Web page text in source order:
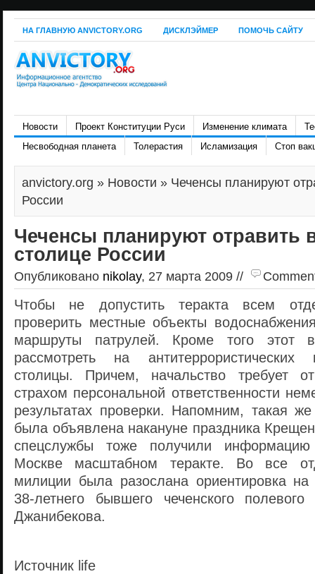
НА ГЛАВНУЮ ANVICTORY.ORG ДИСКЛЭЙМЕР ПОМОЧЬ САЙТУ
Новости Проект Конституции Руси Изменение климата
Несвободная планета
Толерастия Исламизация Стоп
anvictory.org » Новости » Чеченсы планируют
России
Чеченсы планируют отравить
столице России
Опубликовано nikolay, 27 марта 2009 //
Чтобы не допустить теракта всем
проверить местные объекты
маршруты патрулей. Кроме того этот
рассмотреть на антитеррористических
столицы. Причем, начальство требует
страхом персональной ответственности
результатах проверки. Напомним, такая
была объявлена накануне праздника
спецслужбы тоже получили
Москве масштабном теракте. Во все
милиции была разослана ориентировка на
38-летнего бывшего чеченского
Джанибекова.
Источник life